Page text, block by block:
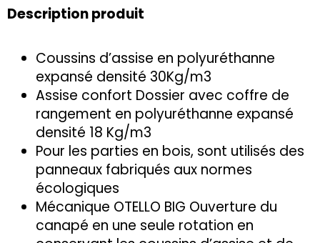
Description produit
Coussins d’assise en polyuréthanne
expansé densité 30Kg/m3
Assise confort Dossier avec coffre de
rangement en polyuréthanne expansé
densité 18 Kg/m3
Pour les parties en bois, sont utilisés des
panneaux fabriqués aux normes
écologiques
Mécanique OTELLO BIG Ouverture du
canapé en une seule rotation en